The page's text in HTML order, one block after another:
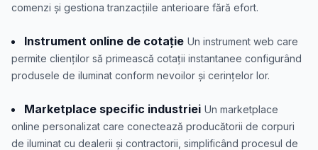
comenzi și gestiona tranzacțiile anterioare fără efort.
Instrument online de cotație Un instrument web care
permite clienților să primească cotații instantanee configurând
produsele de iluminat conform nevoilor și cerințelor lor.
Marketplace specific industriei Un marketplace
online personalizat care conectează producătorii de corpuri
de iluminat cu dealerii și contractorii, simplificând procesul de